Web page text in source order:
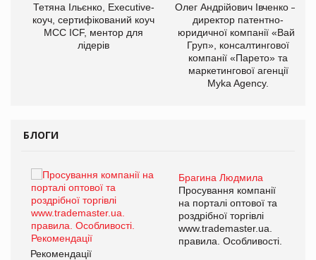
Тетяна Ільєнко, Executive-
коуч, сертифікований коуч
МСС ICF, ментор для
лідерів
Олег Андрійович Івченко —
директор патентно-
юридичної компанії «Вайз
Груп», консалтингової
компанії «Парето» та
маркетингової агенції
Myka Agency.
БЛОГИ
Брагина Людмила
Просування компанії
на порталі оптової та
роздрібної торгівлі
www.trademaster.ua.
правила. Особливості.
Рекомендації